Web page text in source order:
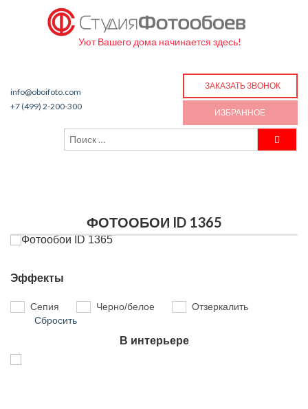
Уют Вашего дома начинается здесь!
info@oboifoto.com
+7 (499) 2-200-300
ЗАКАЗАТЬ ЗВОНОК
ИЗБРАННОЕ
ФОТООБОИ ID 1365
Эффекты
Сепия Черно/белое
Отзеркалить
Сбросить
В интерьере